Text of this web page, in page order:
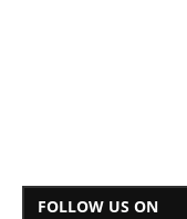
FOLLOW US ON